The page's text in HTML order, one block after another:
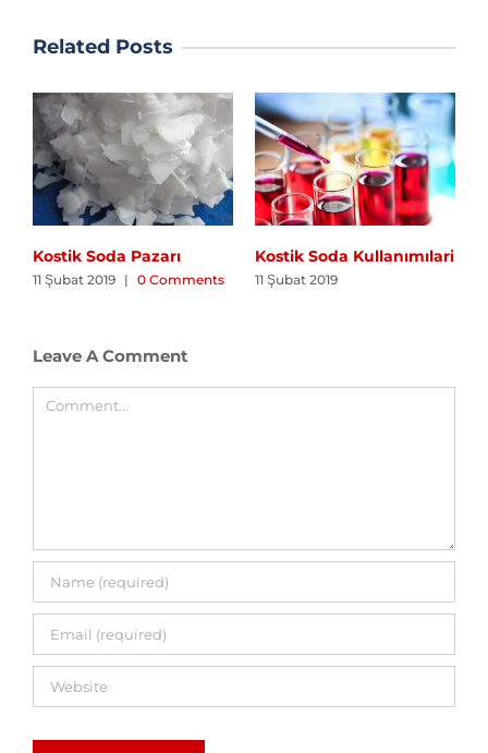
Related Posts
Kostik Soda Pazarı
11 Şubat 2019 | 0 Comments
Kostik Soda Kullanımılari
11 Şubat 2019
Leave A Comment